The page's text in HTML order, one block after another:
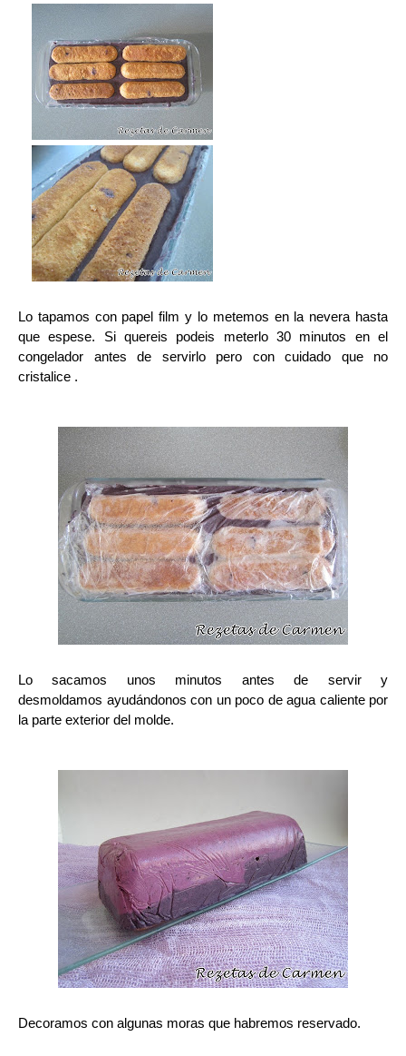
Lo tapamos con papel film y lo metemos en la nevera hasta
que espese. Si quereis podeis meterlo 30 minutos en el
congelador antes de servirlo pero con cuidado que no
cristalice .
Lo sacamos unos minutos antes de servir y
desmoldamos ayudándonos con un poco de agua caliente por
la parte exterior del molde.
Decoramos con algunas moras que habremos reservado.